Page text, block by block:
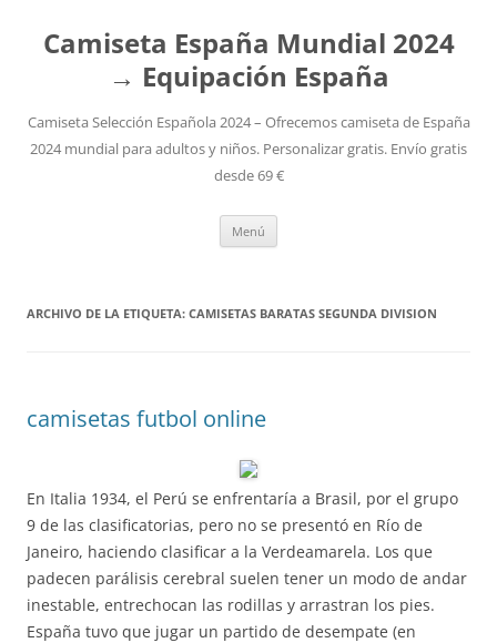
Camiseta España Mundial 2024
→ Equipación España
Camiseta Selección Española 2024 – Ofrecemos camiseta de España
2024 mundial para adultos y niños. Personalizar gratis. Envío gratis
desde 69 €
Menú
ARCHIVO DE LA ETIQUETA: CAMISETAS BARATAS SEGUNDA DIVISION
camisetas futbol online
En Italia 1934, el Perú se enfrentaría a Brasil, por el grupo
9 de las clasificatorias, pero no se presentó en Río de
Janeiro, haciendo clasificar a la Verdeamarela. Los que
padecen parálisis cerebral suelen tener un modo de andar
inestable, entrechocan las rodillas y arrastran los pies.
España tuvo que jugar un partido de desempate (en